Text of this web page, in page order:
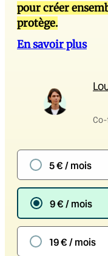
pour créer
protège.
En savoir plus
5 € / mois
9 € / mois
19 € / mois